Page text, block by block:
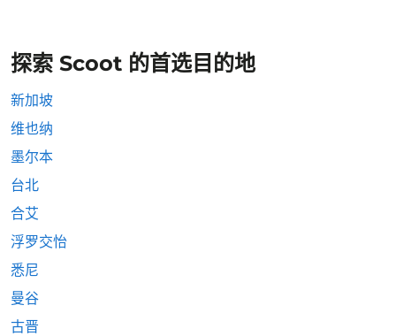
探索 Scoot 的首选目的地
新加坡
维也纳
墨尔本
台北
合艾
浮罗交怡
悉尼
曼谷
古晋